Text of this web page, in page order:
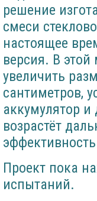
решение
смеси
настоящее
версия. В этой
увеличить
сантиметров,
аккумулятор и
возрастёт
Проект пока
испытаний.